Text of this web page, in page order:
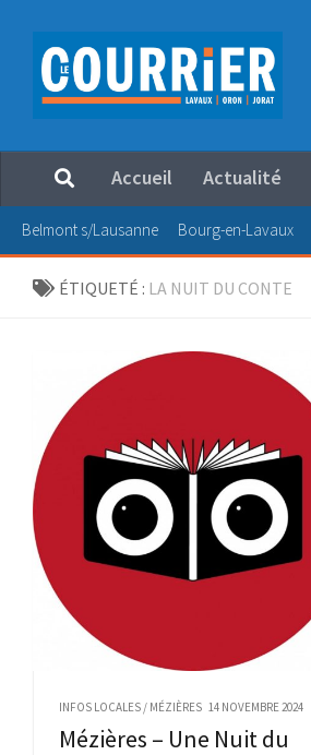
Au dessous du contenu
Accueil Actualité
Belmont s/Lausanne Bourg-en-Lavaux
ÉTIQUETÉ : LA NUIT DU CONTE
INFOS LOCALES / MÉZIÈRES 14 NOVEMBRE 2024
Mézières – Une Nuit du